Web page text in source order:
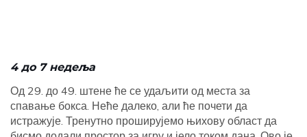
4 до 7 недеља
Од 29. до 49. штене ће се удаљити од места за
спавање бокса. Неће далеко, али ће почети да
истражује. Тренутно проширујемо њихову област да